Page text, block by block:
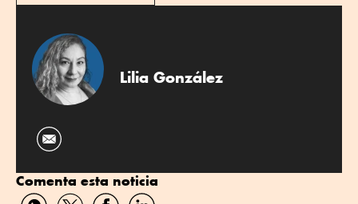
Lilia González
Comenta esta noticia